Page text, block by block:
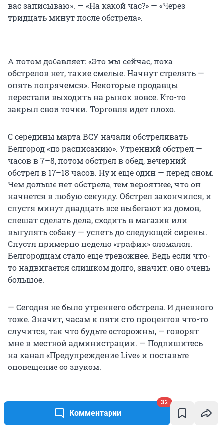
Комментарии
32
вас записываю». — «На какой час?» — «Через
тридцать минут после обстрела».
А потом добавляет: «Это мы сейчас, пока
обстрелов нет, такие смелые. Начнут стрелять —
опять попрячемся». Некоторые продавцы
перестали выходить на рынок вовсе. Кто-то
закрыл свои точки. Торговля идет плохо.
С середины марта ВСУ начали обстреливать
Белгород «по расписанию». Утренний обстрел —
часов в 7–8, потом обстрел в обед, вечерний
обстрел в 17–18 часов. Ну и еще один — перед сном.
Чем дольше нет обстрела, тем вероятнее, что он
начнется в любую секунду. Обстрел закончился, и
спустя минут двадцать все выбегают из домов,
спешат сделать дела, сходить в магазин или
выгулять собаку — успеть до следующей сирены.
Спустя примерно неделю «график» сломался.
Белгородцам стало еще тревожнее. Ведь если что-
то надвигается слишком долго, значит, оно очень
большое.
— Сегодня не было утреннего обстрела. И дневного
тоже. Значит, часам к пяти сто процентов что-то
случится, так что будьте осторожны, — говорят
мне в местной администрации. — Подпишитесь
на канал «Предупреждение Live» и поставьте
оповещение со звуком.
12 марта в фасад администрации врезался
украинский беспилотник. Выбитые стекла